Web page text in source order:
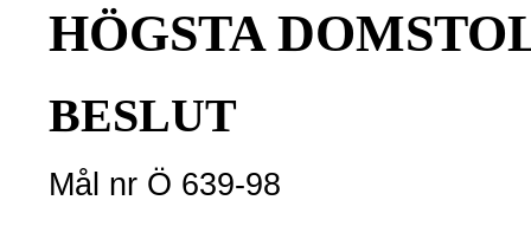
HÖGSTA
BESLUT
Mål nr Ö 639-98